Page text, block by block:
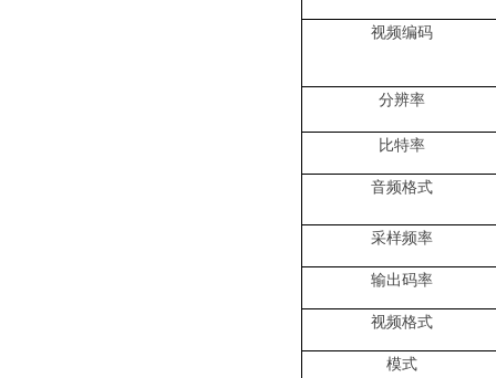
视频编码
分辨率
比特率
音频格式
采样频率
输出码率
视频格式
模式